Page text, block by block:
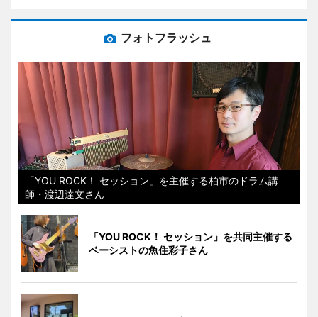
フォトフラッシュ
「YOU ROCK！ セッション」を主催する柏市のドラム講
師・渡辺達文さん
「YOU ROCK！ セッション」を共同主催する
ベーシストの魚住彩子さん